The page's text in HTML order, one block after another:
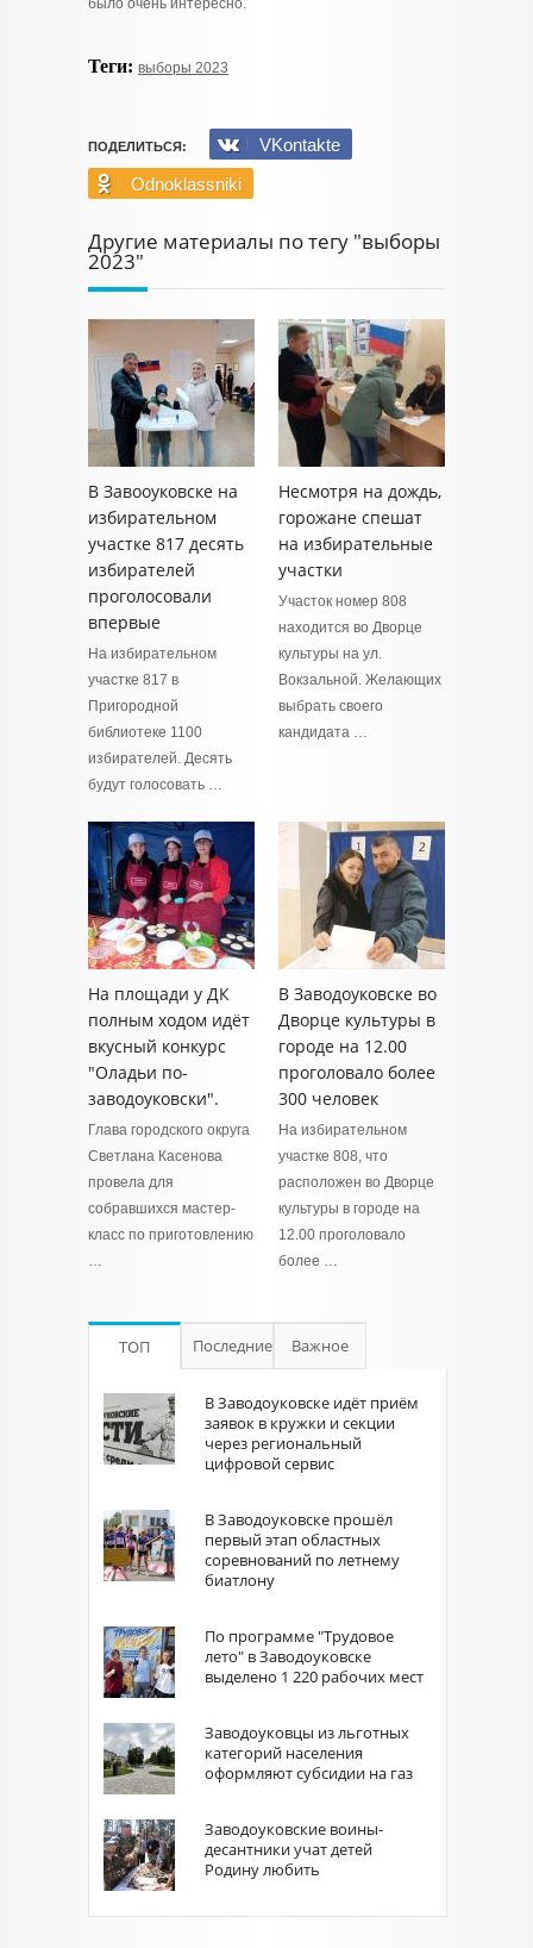
было очень интересно.
Теги: выборы 2023
ПОДЕЛИТЬСЯ:
VKontakte
Odnoklassniki
Другие материалы по тегу "выборы
2023"
В Завооуковске на
избирательном
участке 817 десять
избирателей
проголосовали
впервые
На избирательном
участке 817 в
Пригородной
библиотеке 1100
избирателей. Десять
будут голосовать …
Несмотря на дождь,
горожане спешат
на избирательные
участки
Участок номер 808
находится во Дворце
культуры на ул.
Вокзальной. Желающих
выбрать своего
кандидата …
На площади у ДК
полным ходом идёт
вкусный конкурс
"Оладьи по-
заводоуковски".
Глава городского округа
Светлана Касенова
провела для
собравшихся мастер-
класс по приготовлению
…
В Заводоуковске во
Дворце культуры в
городе на 12.00
проголовало более
300 человек
На избирательном
участке 808, что
расположен во Дворце
культуры в городе на
12.00 проголовало
более …
ТОП Последние Важное
В Заводоуковске идёт приём
заявок в кружки и секции
через региональный
цифровой сервис
В Заводоуковске прошёл
первый этап областных
соревнований по летнему
биатлону
По программе "Трудовое
лето" в Заводоуковске
выделено 1 220 рабочих мест
Заводоуковцы из льготных
категорий населения
оформляют субсидии на газ
Заводоуковские воины-
десантники учат детей
Родину любить